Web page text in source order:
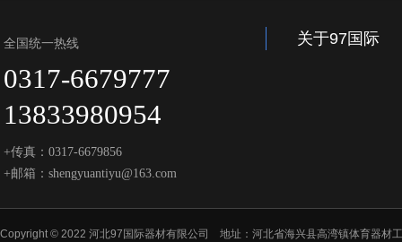
全国统一热线
0317-6679777
13833980954
+传真：0317-6679856
+邮箱：shengyuantiyu@163.com
关于97国际
Copyright © 2022 河北97国际器材有限公司 地址：河北省海兴县高湾镇体育器